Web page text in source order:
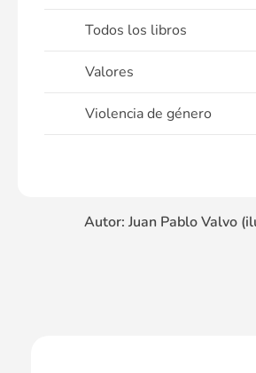
Todos los libros
Valores
Violencia de género
Autor: Juan Pablo Valvo